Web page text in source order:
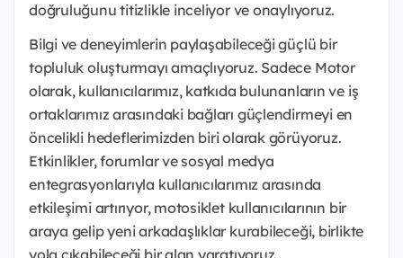
doğruluğunu titizlikle inceliyor ve onaylıyoruz.
Bilgi ve deneyimlerin paylaşabileceği güçlü bir
topluluk oluşturmayı amaçlıyoruz. Sadece Motor
olarak, kullanıcılarımız, katkıda bulunanların ve iş
ortaklarımız arasındaki bağları güçlendirmeyi en
öncelikli hedeflerimizden biri olarak görüyoruz.
Etkinlikler, forumlar ve sosyal medya
entegrasyonlarıyla kullanıcılarımız arasında
etkileşimi artırıyor, motosiklet kullanıcılarının bir
araya gelip yeni arkadaşlıklar kurabileceği, birlikte
yola çıkabileceği bir alan yaratıyoruz.